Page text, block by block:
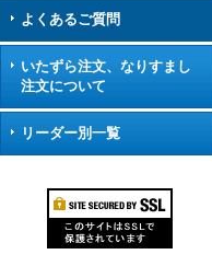
よくあるご質問
いたずら注文、なりすまし
注文について
リーダー別一覧